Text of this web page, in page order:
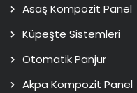
Asaş Kompozit Panel
Küpeşte Sistemleri
Otomatik Panjur
Akpa Kompozit Panel